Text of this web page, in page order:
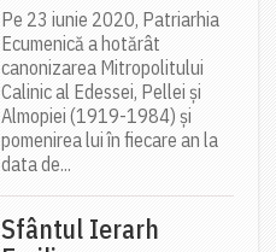
Pe 23 iunie 2020, Patriarhia
Ecumenică a hotărât
canonizarea Mitropolitului
Calinic al Edessei, Pellei și
Almopiei (1919-1984) și
pomenirea lui în fiecare an la
data de...
Sfântul Ierarh